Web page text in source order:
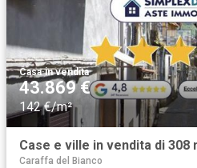
Casa·in vendita
43.869 €
142 €/m²
Caraffa del Bianco